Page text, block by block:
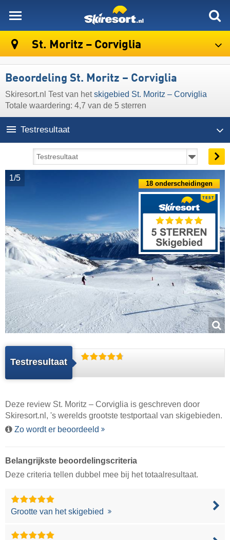
St. Moritz – Corviglia
Beoordeling St. Moritz – Corviglia
Skiresort.nl Test van hetskigebied St. Moritz – Corviglia
Totale waardering: 4,7 van de 5 sterren
Testresultaat
1/5
Testresultaat
18 onderscheidingen
Deze review St. Moritz – Corviglia is geschreven door
Skiresort.nl , 's werelds grootste testportaal van skigebieden.
Zo wordt er beoordeeld
Belangrijkste beoordelingscriteria
Deze criteria tellen dubbel mee bij het totaalresultaat.
Grootte van het skigebied